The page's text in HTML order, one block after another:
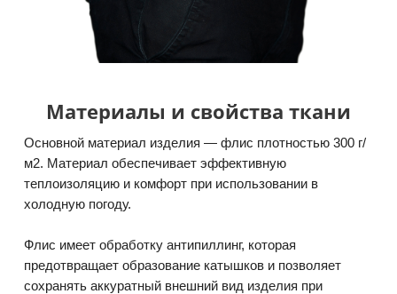
Материалы и свойства ткани
Основной материал изделия — флис плотностью 300 г/
м2. Материал обеспечивает эффективную
теплоизоляцию и комфорт при использовании в
холодную погоду.
Флис имеет обработку антипиллинг, которая
предотвращает образование катышков и позволяет
сохранять аккуратный внешний вид изделия при